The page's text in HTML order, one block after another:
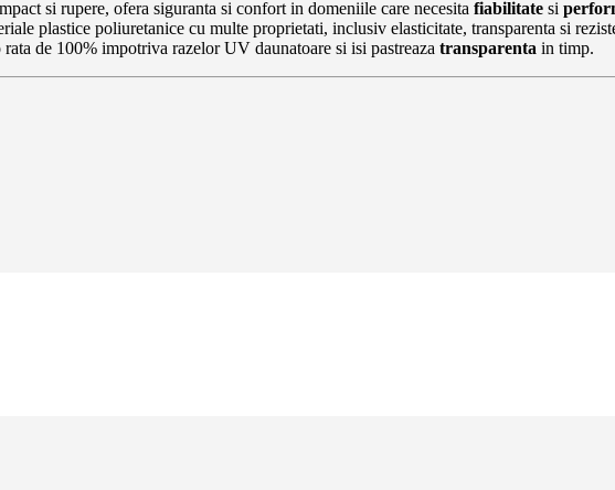
si rupere, ofera siguranta si confort in domeniile care necesita fiabilitate si
plastice poliuretanice cu multe proprietati, inclusiv elasticitate, transparenta si
de 100% impotriva razelor UV daunatoare si isi pastreaza transparenta in timp.